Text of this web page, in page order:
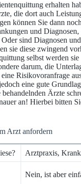
erhalten
die dort auch
können Sie dann
und
Oder sind Diagnosen
sie diese zwingend
selbst werden
darum, die
Risikovoranfrage
eine gute
Ärzte
an! Hierbei bitten
Arzt anfordern
Arztpraxis,
Nein, ist aber